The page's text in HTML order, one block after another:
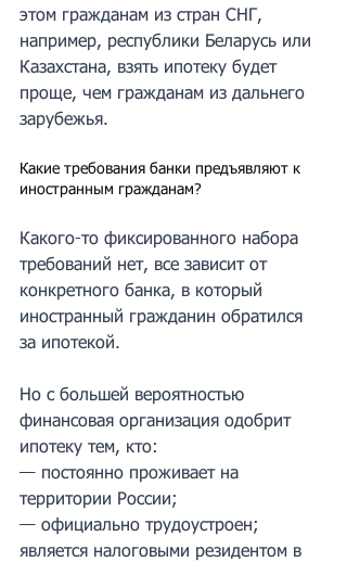
этом гражданам из стран СНГ,
например, республики Беларусь или
Казахстана, взять ипотеку будет
проще, чем гражданам из дальнего
зарубежья.
Какие требования банки предъявляют к
иностранным гражданам?
Какого-то фиксированного набора
требований нет, все зависит от
конкретного банка, в который
иностранный гражданин обратился
за ипотекой.
Но с большей вероятностью
финансовая организация одобрит
ипотеку тем, кто:
— постоянно проживает на
территории России;
— официально трудоустроен;
является налоговыми резидентом в